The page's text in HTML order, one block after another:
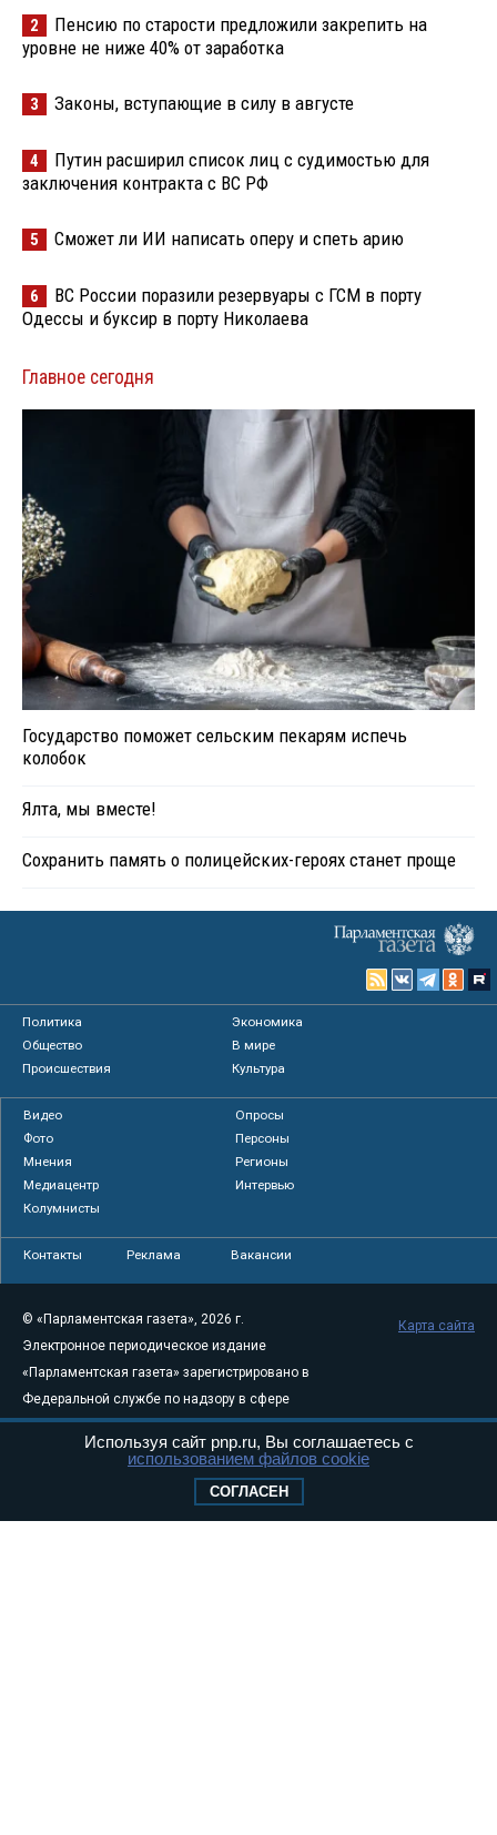
2
Пенсию по старости предложили закрепить на
уровне не ниже 40% от заработка
3 Законы, вступающие в силу в августе
4
Путин расширил список лиц с судимостью для
заключения контракта с ВС РФ
5 Сможет ли ИИ написать оперу и спеть арию
6
ВС России поразили резервуары с ГСМ в порту
Одессы и буксир в порту Николаева
Главное сегодня
Государство поможет сельским пекарям испечь
колобок
Ялта, мы вместе!
Сохранить память о полицейских-героях станет проще
Политика
Экономика
Общество
В мире
Происшествия
Культура
Видео
Опросы
Фото
Персоны
Мнения
Регионы
Медиацентр
Интервью
Колумнисты
Контакты Реклама Вакансии
© «Парламентская газета», 2026 г.
Электронное периодическое издание
«Парламентская газета» зарегистрировано в
Федеральной службе по надзору в сфере
связи, информационных технологий и
массовых коммуникаций (Роскомнадзор) 05
Свидетельство о регистрации Эл № ФС77-
Карта сайта
Используя сайт pnp.ru, Вы соглашаетесь с
использованием файлов cookie
СОГЛАСЕН